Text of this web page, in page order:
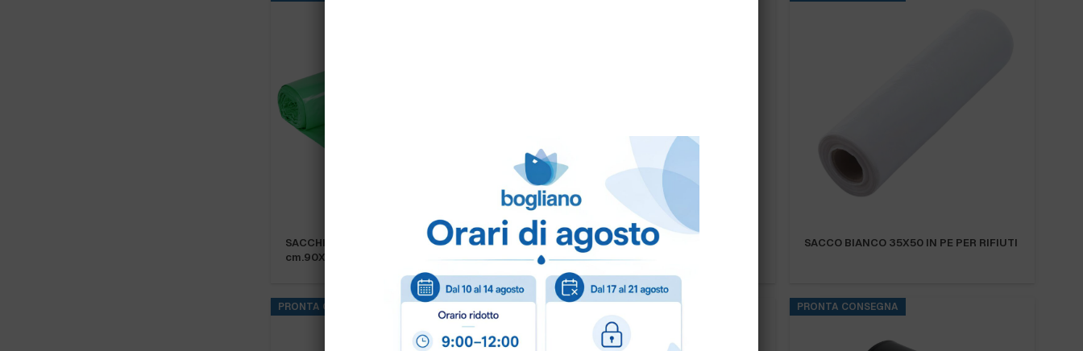
SACCHI VERDI BIOD.in MATER-BI GR.80
cm.90X120
SACCO AZZURRO 60X80 25gr.”NEW”
(NICMA)…
SACCO BIANCO 35X50 IN PE PER RIFIUTI
PRONTA CONSEGNA PRONTA CONSEGNA PRONTA CONSEGNA